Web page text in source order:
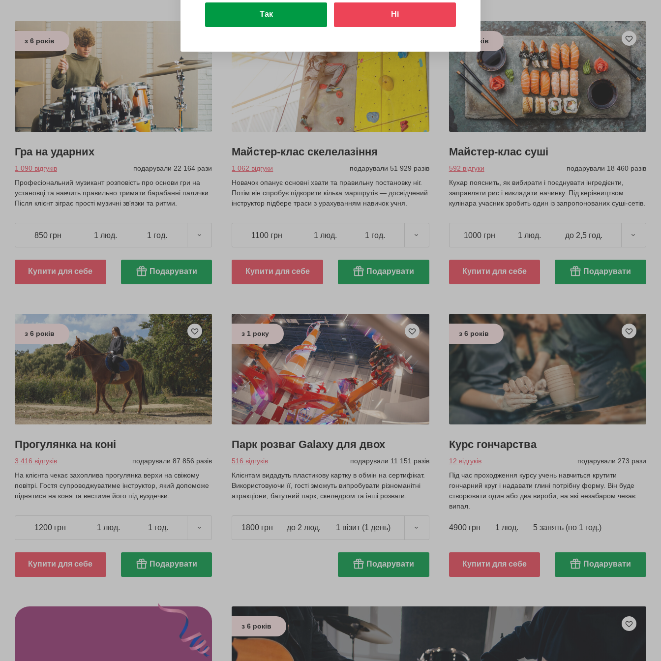
з 6 років
Гра на ударних
1 090 відгуків
подарували 22 164 рази
Професіональний музикант розповість про основи гри на
установці та навчить правильно тримати барабанні палички.
Після клієнт зіграє прості музичні зв'язки та ритми.
850 грн 1 люд. 1 год.
Купити для себе Подарувати
Майстер-клас скелелазіння
1 062 відгуки
подарували 51 929 разів
Новачок опанує основні хвати та правильну постановку ніг.
Потім він спробує підкорити кілька маршрутів — досвідчений
інструктор підбере траси з урахуванням навичок учня.
1100 грн 1 люд. 1 год.
Купити для себе Подарувати
з 8 років
Майстер-клас суші
592 відгуки
подарували 18 460 разів
Кухар пояснить, як вибирати і поєднувати інгредієнти,
заправляти рис і викладати начинку. Під керівництвом
кулінара учасник зробить один із запропонованих суші-сетів.
1000 грн 1 люд. до 2,5 год.
Купити для себе Подарувати
з 6 років
Прогулянка на коні
3 416 відгуків
подарували 87 856 разів
На клієнта чекає захоплива прогулянка верхи на свіжому
повітрі. Гостя супроводжуватиме інструктор, який допоможе
піднятися на коня та вестиме його під вуздечки.
1200 грн 1 люд. 1 год.
Купити для себе Подарувати
з 1 року
Парк розваг Galaxy для двох
516 відгуків
подарували 11 151 разів
Клієнтам видадуть пластикову картку в обмін на сертифікат.
Використовуючи її, гості зможуть випробувати різноманітні
атракціони, батутний парк, скеледром та інші розваги.
1800 грн до 2 люд. 1 візит (1 день)
Подарувати
з 6 років
Курс гончарства
12 відгуків
подарували 273 рази
Під час проходження курсу учень навчиться крутити
гончарний круг і надавати глині потрібну форму. Він буде
створювати один або два вироби, на які незабаром чекає
випал.
4900 грн 1 люд. 5 занять (по 1 год.)
Купити для себе Подарувати
з 6 років
Так Ні